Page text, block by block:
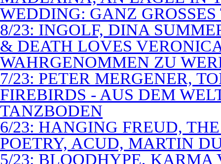
WEDDING: GANZ
8/23: INGOLF, DINA
& DEATH LOVES
WAHRGENOMMEN ZU
7/23: PETER MERGENER,
FIREBIRDS - AUS DEM
TANZBODEN
6/23: HANGING FREUD,
POETRY, ACUD, MARTIN
5/23: BLOODHYPE, KARMA